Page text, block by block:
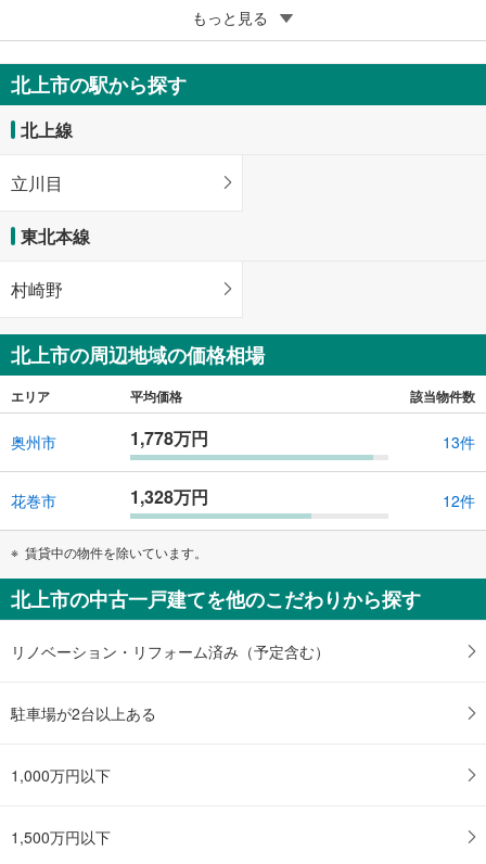
成約でもらえる
北上市常盤台3丁目
1,599万円
4LDK
138.46m （登記）
もっと見る
北上市の駅から探す
北上線
立川目
東北本線
村崎野
北上市の周辺地域の価格相場
エリア 平均価格 該当物件数
奥州市 1,778万円 13件
花巻市 1,328万円 12件
賃貸中の物件を除いています。
北上市の中古一戸建てを他のこだわりから探す
リノベーション・リフォーム済み（予定含む）
駐車場が2台以上ある
1,000万円以下
1,500万円以下